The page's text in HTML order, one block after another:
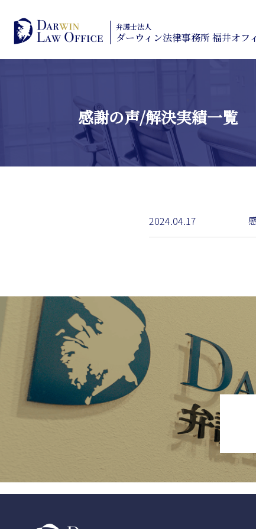
弁護士法人
ダーウィン法律事務所 福井オフ
感謝の声/解決実績一覧
2024.04.17